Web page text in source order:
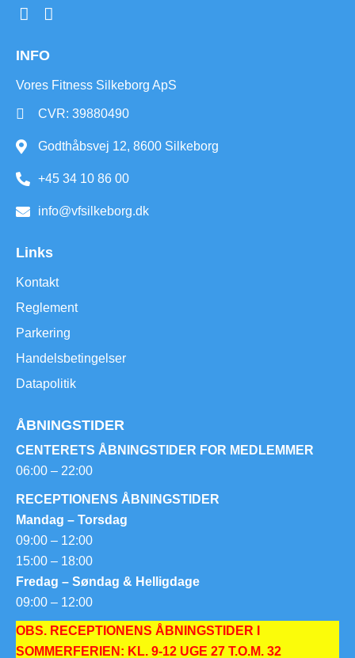
INFO
Vores Fitness Silkeborg ApS
CVR: 39880490
Godthåbsvej 12, 8600 Silkeborg
+45 34 10 86 00
info@vfsilkeborg.dk
Links
Kontakt
Reglement
Parkering
Handelsbetingelser
Datapolitik
ÅBNINGSTIDER
CENTERETS ÅBNINGSTIDER FOR MEDLEMMER
06:00 – 22:00
RECEPTIONENS ÅBNINGSTIDER
Mandag – Torsdag
09:00 – 12:00
15:00 – 18:00
Fredag – Søndag & Helligdage
09:00 – 12:00
OBS. RECEPTIONENS ÅBNINGSTIDER I
SOMMERFERIEN: KL. 9-12 UGE 27 T.O.M. 32